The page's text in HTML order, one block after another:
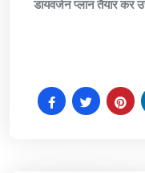
डायवर्जन प्लान तैयार कर